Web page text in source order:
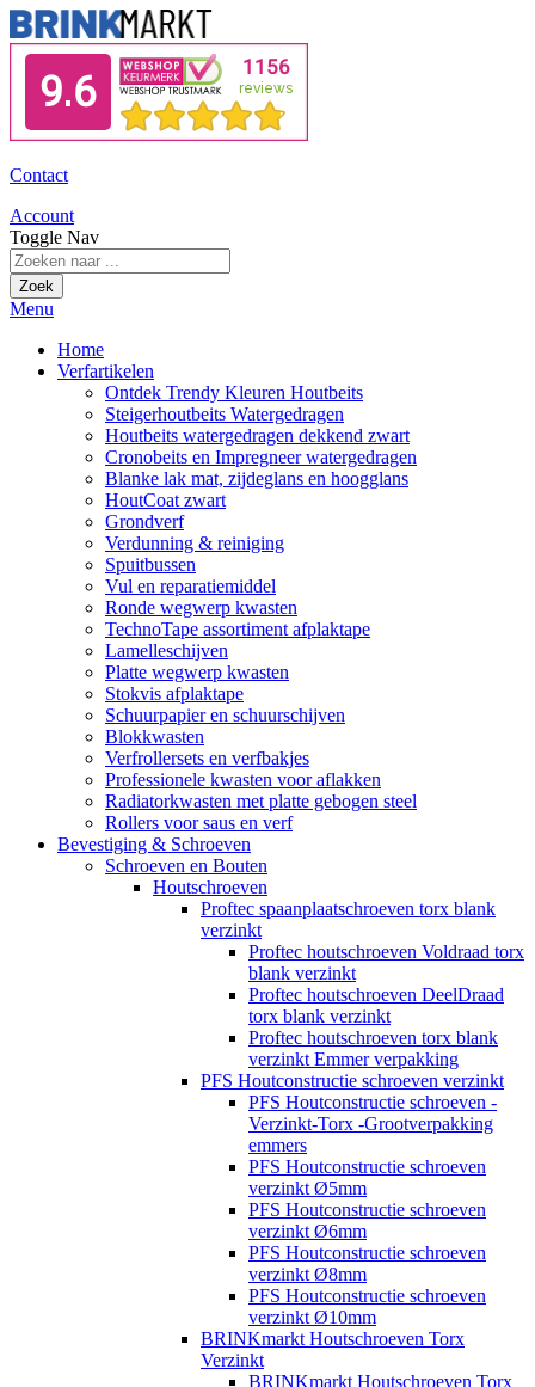
Contact
Account
Toggle Nav
Zoek
Menu
Home
Verfartikelen
Ontdek Trendy Kleuren Houtbeits
Steigerhoutbeits Watergedragen
Houtbeits watergedragen dekkend zwart
Cronobeits en Impregneer watergedragen
Blanke lak mat, zijdeglans en hoogglans
HoutCoat zwart
Grondverf
Verdunning & reiniging
Spuitbussen
Vul en reparatiemiddel
Ronde wegwerp kwasten
TechnoTape assortiment afplaktape
Lamelleschijven
Platte wegwerp kwasten
Stokvis afplaktape
Schuurpapier en schuurschijven
Blokkwasten
Verfrollersets en verfbakjes
Professionele kwasten voor aflakken
Radiatorkwasten met platte gebogen steel
Rollers voor saus en verf
Bevestiging & Schroeven
Schroeven en Bouten
Houtschroeven
Proftec spaanplaatschroeven torx blank
verzinkt
Proftec houtschroeven Voldraad torx
blank verzinkt
Proftec houtschroeven DeelDraad
torx blank verzinkt
Proftec houtschroeven torx blank
verzinkt Emmer verpakking
PFS Houtconstructie schroeven verzinkt
PFS Houtconstructie schroeven -
Verzinkt-Torx -Grootverpakking
emmers
PFS Houtconstructie schroeven
verzinkt Ø5mm
PFS Houtconstructie schroeven
verzinkt Ø6mm
PFS Houtconstructie schroeven
verzinkt Ø8mm
PFS Houtconstructie schroeven
verzinkt Ø10mm
BRINKmarkt Houtschroeven Torx
Verzinkt
BRINKmarkt Houtschroeven Torx